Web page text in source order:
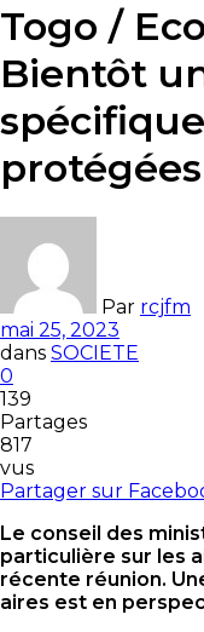
Togo /
Bientôt
Par rcjfm
mai 25, 2023
dans SOCIETE
0
139
Partages
817
vus
Partager sur
Le conseil des
particulière sur les
récente réunion.
aires est en